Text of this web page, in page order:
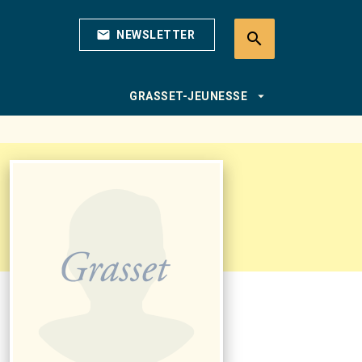
mail NEWSLETTER search
GRASSET-JEUNESSE arrow_drop_down